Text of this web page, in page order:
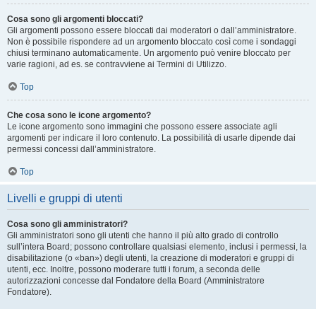
Cosa sono gli argomenti bloccati?
Gli argomenti possono essere bloccati dai moderatori o dall’amministratore.
Non è possibile rispondere ad un argomento bloccato così come i sondaggi
chiusi terminano automaticamente. Un argomento può venire bloccato per
varie ragioni, ad es. se contravviene ai Termini di Utilizzo.
Top
Che cosa sono le icone argomento?
Le icone argomento sono immagini che possono essere associate agli
argomenti per indicare il loro contenuto. La possibilità di usarle dipende dai
permessi concessi dall’amministratore.
Top
Livelli e gruppi di utenti
Cosa sono gli amministratori?
Gli amministratori sono gli utenti che hanno il più alto grado di controllo
sull’intera Board; possono controllare qualsiasi elemento, inclusi i permessi, la
disabilitazione (o «ban») degli utenti, la creazione di moderatori e gruppi di
utenti, ecc. Inoltre, possono moderare tutti i forum, a seconda delle
autorizzazioni concesse dal Fondatore della Board (Amministratore
Fondatore).